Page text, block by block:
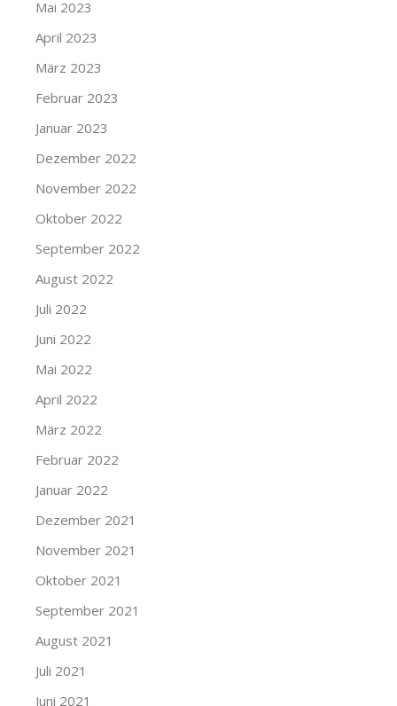
Mai 2023
April 2023
März 2023
Februar 2023
Januar 2023
Dezember 2022
November 2022
Oktober 2022
September 2022
August 2022
Juli 2022
Juni 2022
Mai 2022
April 2022
März 2022
Februar 2022
Januar 2022
Dezember 2021
November 2021
Oktober 2021
September 2021
August 2021
Juli 2021
Juni 2021